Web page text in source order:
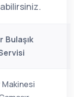
Bulaşık
Makinesi